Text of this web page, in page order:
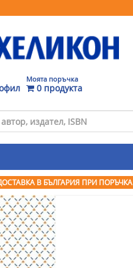
Моята поръчка
0 продукта
В БЪЛГАРИЯ ПРИ ПОРЪЧКА